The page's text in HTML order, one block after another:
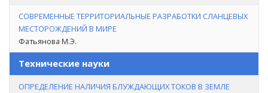
СОВРЕМЕННЫЕ ТЕРРИТОРИАЛЬНЫЕ РАЗРАБОТКИ СЛАНЦЕВЫХ
МЕСТОРОЖДЕНИЙ В МИРЕ
Фатьянова М.Э.
Технические науки
ОПРЕДЕЛЕНИЕ НАЛИЧИЯ БЛУЖДАЮЩИХ ТОКОВ В ЗЕМЛЕ